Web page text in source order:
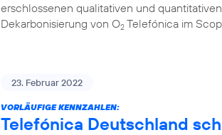
erschlossenen qualitativen und
Dekarbonisierung von O2 Telefónica im
23. Februar 2022
VORLÄUFIGE KENNZAHLEN:
Telefónica Deutschland